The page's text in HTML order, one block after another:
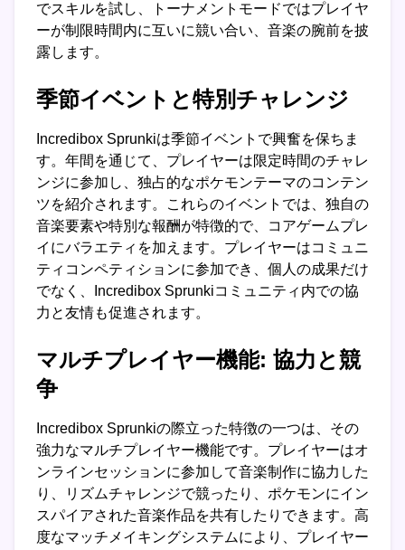
でスキルを試し、トーナメントモードではプレイヤ
ーが制限時間内に互いに競い合い、音楽の腕前を披
露します。
季節イベントと特別チャレンジ
Incredibox Sprunkiは季節イベントで興奮を保ちま
す。年間を通じて、プレイヤーは限定時間のチャレ
ンジに参加し、独占的なポケモンテーマのコンテン
ツを紹介されます。これらのイベントでは、独自の
音楽要素や特別な報酬が特徴的で、コアゲームプレ
イにバラエティを加えます。プレイヤーはコミュニ
ティコンペティションに参加でき、個人の成果だけ
でなく、Incredibox Sprunkiコミュニティ内での協
力と友情も促進されます。
マルチプレイヤー機能: 協力と競
争
Incredibox Sprunkiの際立った特徴の一つは、その
強力なマルチプレイヤー機能です。プレイヤーはオ
ンラインセッションに参加して音楽制作に協力した
り、リズムチャレンジで競ったり、ポケモンにイン
スパイアされた音楽作品を共有したりできます。高
度なマッチメイキングシステムにより、プレイヤー